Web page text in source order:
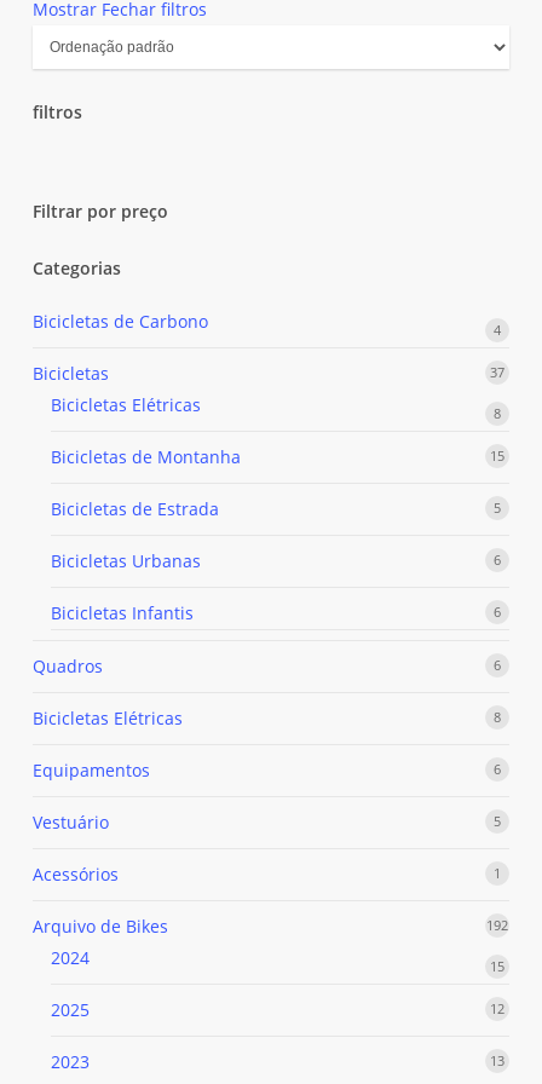
Mostrar Fechar filtros
filtros
Filtrar por preço
Categorias
Bicicletas de Carbono 44
Bicicletas 3737
Bicicletas Elétricas 88
Bicicletas de Montanha 1515
Bicicletas de Estrada 55
Bicicletas Urbanas 66
Bicicletas Infantis 66
Quadros 66
Bicicletas Elétricas 88
Equipamentos 66
Vestuário 55
Acessórios 1
Arquivo de Bikes 192192
2024 1515
2025 1212
2023 1313